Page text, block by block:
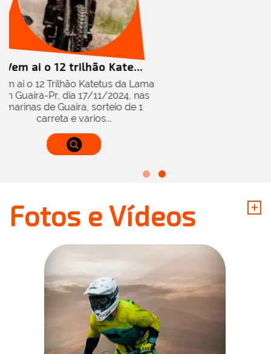
Kate...
da Lama
2024, nas
de 1
Fotos e Vídeos +